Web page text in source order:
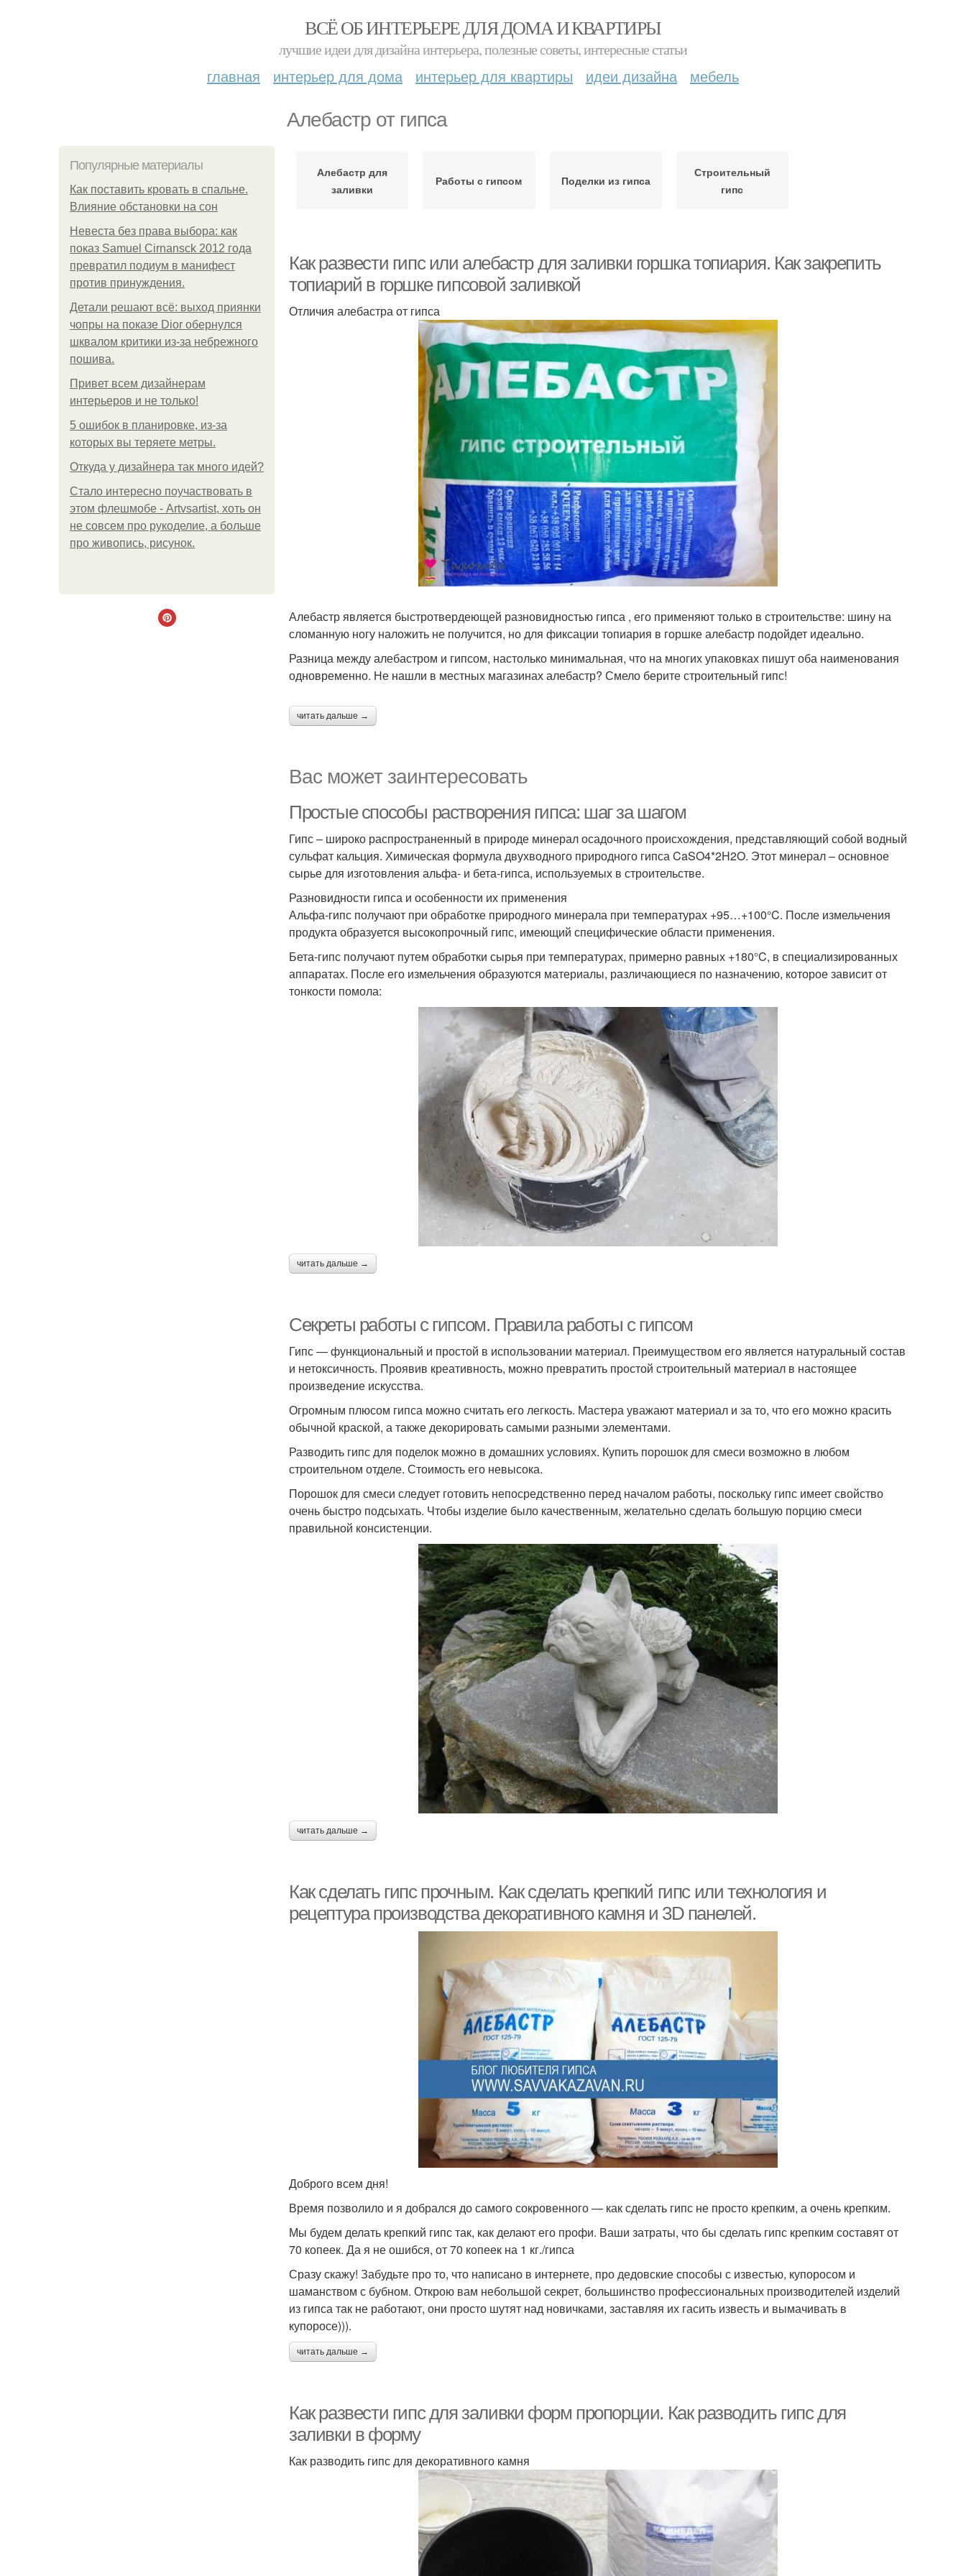
ВСЁ ОБ ИНТЕРЬЕРЕ ДЛЯ ДОМА И КВАРТИРЫ
лучшие идеи для дизайна интерьера, полезные советы, интересные статьи
главная интерьер для дома интерьер для квартиры идеи дизайна мебель
Алебастр от гипса
Популярные материалы
Как поставить кровать в спальне.
Влияние обстановки на сон
Невеста без права выбора: как
показ Samuel Cirnansck 2012 года
превратил подиум в манифест
против принуждения.
Детали решают всё: выход приянки
чопры на показе Dior обернулся
шквалом критики из-за небрежного
пошива.
Привет всем дизайнерам
интерьеров и не только!
5 ошибок в планировке, из-за
которых вы теряете метры.
Откуда у дизайнера так много идей?
Стало интересно поучаствовать в
этом флешмобе - Artvsartist, хоть он
не совсем про рукоделие, а больше
про живопись, рисунок.
Алебастр для
заливки
Работы с гипсом Поделки из гипса
Строительный
гипс
Как развести гипс или алебастр для заливки горшка топиария. Как закрепить
топиарий в горшке гипсовой заливкой
Отличия алебастра от гипса
Алебастр является быстротвердеющей разновидностью гипса , его применяют только в строительстве: шину на
сломанную ногу наложить не получится, но для фиксации топиария в горшке алебастр подойдет идеально.
Разница между алебастром и гипсом, настолько минимальная, что на многих упаковках пишут оба наименования
одновременно. Не нашли в местных магазинах алебастр? Смело берите строительный гипс!
читать дальше →
Вас может заинтересовать
Простые способы растворения гипса: шаг за шагом
Гипс – широко распространенный в природе минерал осадочного происхождения, представляющий собой водный
сульфат кальция. Химическая формула двухводного природного гипса CaSO4*2H2O. Этот минерал – основное
сырье для изготовления альфа- и бета-гипса, используемых в строительстве.
Разновидности гипса и особенности их применения
Альфа-гипс получают при обработке природного минерала при температурах +95…+100°C. После измельчения
продукта образуется высокопрочный гипс, имеющий специфические области применения.
Бета-гипс получают путем обработки сырья при температурах, примерно равных +180°C, в специализированных
аппаратах. После его измельчения образуются материалы, различающиеся по назначению, которое зависит от
тонкости помола:
читать дальше →
Секреты работы с гипсом. Правила работы с гипсом
Гипс — функциональный и простой в использовании материал. Преимуществом его является натуральный состав
и нетоксичность. Проявив креативность, можно превратить простой строительный материал в настоящее
произведение искусства.
Огромным плюсом гипса можно считать его легкость. Мастера уважают материал и за то, что его можно красить
обычной краской, а также декорировать самыми разными элементами.
Разводить гипс для поделок можно в домашних условиях. Купить порошок для смеси возможно в любом
строительном отделе. Стоимость его невысока.
Порошок для смеси следует готовить непосредственно перед началом работы, поскольку гипс имеет свойство
очень быстро подсыхать. Чтобы изделие было качественным, желательно сделать большую порцию смеси
правильной консистенции.
читать дальше →
Как сделать гипс прочным. Как сделать крепкий гипс или технология и
рецептура производства декоративного камня и 3D панелей.
Доброго всем дня!
Время позволило и я добрался до самого сокровенного — как сделать гипс не просто крепким, а очень крепким.
Мы будем делать крепкий гипс так, как делают его профи. Ваши затраты, что бы сделать гипс крепким составят от
70 копеек. Да я не ошибся, от 70 копеек на 1 кг./гипса
Сразу скажу! Забудьте про то, что написано в интернете, про дедовские способы с известью, купоросом и
шаманством с бубном. Открою вам небольшой секрет, большинство профессиональных производителей изделий
из гипса так не работают, они просто шутят над новичками, заставляя их гасить известь и вымачивать в
купоросе))).
читать дальше →
Как развести гипс для заливки форм пропорции. Как разводить гипс для
заливки в форму
Как разводить гипс для декоративного камня